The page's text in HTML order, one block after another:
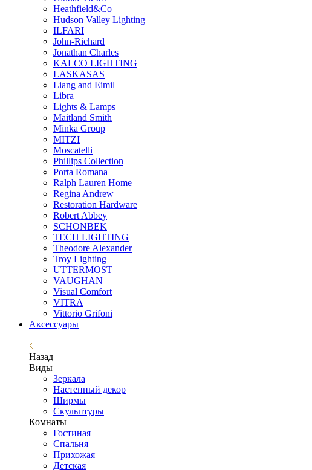
Heathfield&Co
Hudson Valley Lighting
ILFARI
John-Richard
Jonathan Charles
KALCO LIGHTING
LASKASAS
Liang and Eimil
Libra
Lights & Lamps
Maitland Smith
Minka Group
MITZI
Moscatelli
Phillips Collection
Porta Romana
Ralph Lauren Home
Regina Andrew
Restoration Hardware
Robert Abbey
SCHONBEK
TECH LIGHTING
Theodore Alexander
Troy Lighting
UTTERMOST
VAUGHAN
Visual Comfort
VITRA
Vittorio Grifoni
Аксессуары
Назад
Виды
Зеркала
Настенный декор
Ширмы
Скульптуры
Комнаты
Гостиная
Спальня
Прихожая
Детская